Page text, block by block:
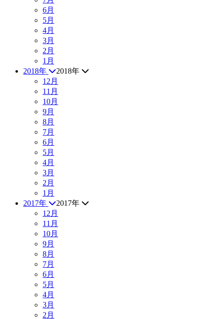
6月
5月
4月
3月
2月
1月
2018年
2018年
12月
11月
10月
9月
8月
7月
6月
5月
4月
3月
2月
1月
2017年
2017年
12月
11月
10月
9月
8月
7月
6月
5月
4月
3月
2月